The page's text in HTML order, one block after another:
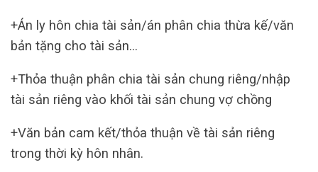
+Án ly hôn chia tài sản/án phân chia thừa kế/văn
bản tặng cho tài sản…
+Thỏa thuận phân chia tài sản chung riêng/nhập
tài sản riêng vào khối tài sản chung vợ chồng
+Văn bản cam kết/thỏa thuận về tài sản riêng
trong thời kỳ hôn nhân.